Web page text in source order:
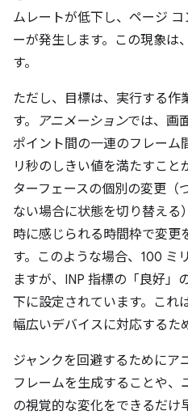
ムレートが低下し、ページ
ーが発生します。この現象は
す。
ただし、目標は、実行する作
す。
アニメーションでは、画
ポイント間の一連のフレーム
リ秒のしきい値を満たすこと
ターフェースの個別の変更（
ない場合に状態を切り替える
時に感じられる時間枠で変更
す。このような場合、100 ミ
ますが、INP 指標の「良好」
下に設定されています。これ
幅広いデバイスに対応するた
ジャンクを回避するためにア
フレームを生成することや、
の視覚的な変化をできるだけ